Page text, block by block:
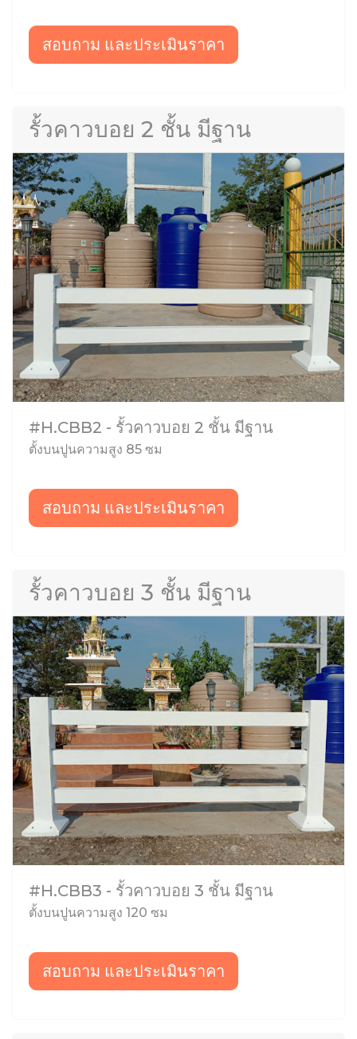
สอบถาม และประเมินราคา
รั้วคาวบอย 2 ชั้น มีฐาน
#H.CBB2 - รั้วคาวบอย 2 ชั้น มีฐาน
ตั้งบนปูนความสูง 85 ซม
สอบถาม และประเมินราคา
รั้วคาวบอย 3 ชั้น มีฐาน
#H.CBB3 - รั้วคาวบอย 3 ชั้น มีฐาน
ตั้งบนปูนความสูง 120 ซม
สอบถาม และประเมินราคา